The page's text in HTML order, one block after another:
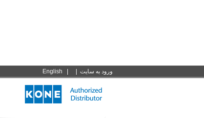
English ورود به سايت